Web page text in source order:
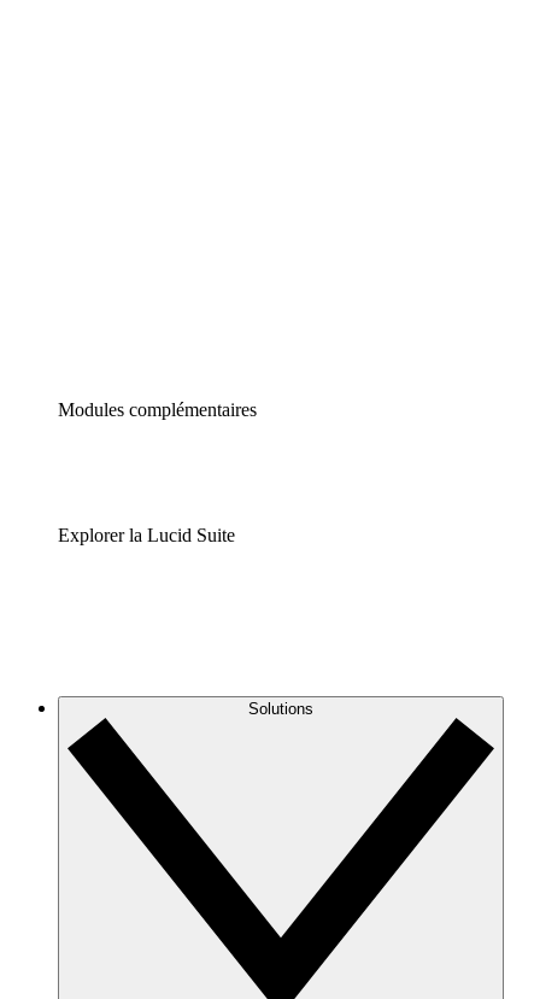
Modules complémentaires
Explorer la Lucid Suite
Solutions